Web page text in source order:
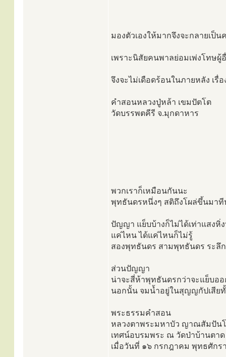
มองตัวเองให้มากจึงจะกลายเป็
เพราะนิสัยคนพาลย่อมเพ่งโทษ
จึงจะไม่เดือดร้อนในภายหลัง เรื่
คำสอนหลวงปู่หล้า เขมปัตโต
วัดบรรพตคีรี จ.มุกดาหาร
พวกเราก็เหมือนกันนะ
พุทธันดรหนึ่งๆ สติถึงโผล่ขึ้นมาที
ปัญญา แย็บบ้างก็ไม่ได้เท่าแสงหิ่
แค่ไหน ได้แค่ไหนก็ไม่รู้
สองพุทธันดร สามพุทธันดร ระลึ
ส่วนปัญญา
น่าจะสี่ห้าพุทธันดรกว่าจะแย็บออ
นอกนั้น จมน้ำอยู่ในสุญญกัปเสีย
พระธรรมคำสอน
หลวงตาพระมหาบัว ญาณสัมปัน
เทศน์อบรมพระ ณ วัดป่าบ้านตาด
เมื่อวันที่ ๑๖ กรกฎาคม พุทธศัก